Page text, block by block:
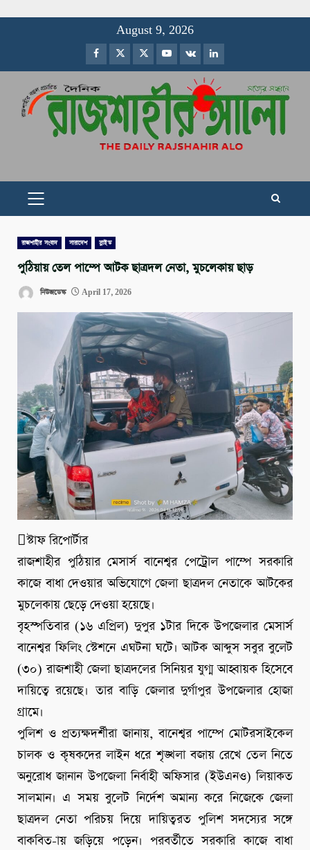
August 9, 2026
Facebook
TwitterInstagram
Youtube
VK LinkedIn
PRIMARY
রাজশাহীর সংবাদ সারাদেশ স্লাইড
পুঠিয়ায় তেল পাম্পে আটক ছাত্রদল নেতা, মুচলেকায় ছাড়
নিউজডেস্ক April 17, 2026
স্টাফ রিপোর্টার
রাজশাহীর পুঠিয়ার মেসার্স বানেশ্বর পেট্রোল পাম্পে সরকারি
কাজে বাধা দেওয়ার অভিযোগে জেলা ছাত্রদল নেতাকে আটকের
মুচলেকায় ছেড়ে দেওয়া হয়েছে।
বৃহস্পতিবার (১৬ এপ্রিল) দুপুর ১টার দিকে উপজেলার মেসার্স
বানেশ্বর ফিলিং স্টেশনে এঘটনা ঘটে। আটক আব্দুস সবুর বুলেট
(৩০) রাজশাহী জেলা ছাত্রদলের সিনিয়র যুগ্ম আহ্বায়ক হিসেবে
দায়িত্বে রয়েছে। তার বাড়ি জেলার দুর্গাপুর উপজেলার হোজা
গ্রামে।
পুলিশ ও প্রত্যক্ষদর্শীরা জানায়, বানেশ্বর পাম্পে মোটরসাইকেল
চালক ও কৃষকদের লাইন ধরে শৃঙ্খলা বজায় রেখে তেল নিতে
অনুরোধ জানান উপজেলা নির্বাহী অফিসার (ইউএনও) লিয়াকত
সালমান। এ সময় বুলেট নির্দেশ অমান্য করে নিজেকে জেলা
ছাত্রদল নেতা পরিচয় দিয়ে দায়িত্বরত পুলিশ সদস্যের সঙ্গে
বাকবিত-ায় জড়িয়ে পড়েন। পরবর্তীতে সরকারি কাজে বাধা